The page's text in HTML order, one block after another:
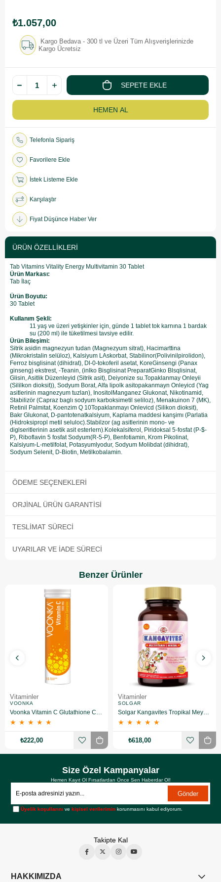
₺1.057,00
Kargo Bedava - 300 tl ve Üzeri Tüm Alışverişlerinizde
Kargo Ücretsiz
Telefonla Sipariş
Favorilere Ekle
İstek Listeme Ekle
Karşılaştır
Fiyat Düşünce Haber Ver
ÜRÜN ÖZELLIKLERI
Tab Vitamins Vitality Energy Multivitamin 30 Tablet
Ürün Markası:
Tab İlaç
Ürün Boyutu:
30 Tablet
Kullanım Şekli:
11 yaş ve üzeri yetişkinler için, günde 1 tablet tok karnına 1 bardak
su (200 ml) ile tüketilmesi tavsiye edilir.
Ürün Bileşimi:
Sitrik asidin magnezyun tudan (Magnezyum sitrat), Hacimarttina
(Mikrokristalin selüloz), Kalsiyum LAskorbat, Stabilinor(Polivinilpirolidon),
Ferroz bisglisinat (dihidrat), Dl-0-tokoferil asetat, KoreGinsengi (Panax
ginseng) ekstrest, -Teanin, (inlko Bisglisinat PreparatGinko Blsqlisinat,
Glisin, Asitlik Düzenleyid (Sitrik asit), Deiyonize su.Topaklanmay Onleyii
(Sililkon dioksit)), Sodyum Borat, Alfa lipolk asitopakanmayn Onleyicd (Yag
asitlerinin magnezyum tuzlan), InositolManganez Glukonat, Nikotinamid,
Stabilizör (Capraz baglı sodyum karboksimetil seliloz), Menakuinon 7 (MK),
Retinil Palmitat, Koenzim Q 10Topaklanmayı Onlevicd (Silikon dioksit),
Bakr Glukonat, D-pantotenatkalsiyum, Kaplama maddesi kanşimı (Parlatia
(Hidroksipropl metil seluloc).Stabilzor (ag asitlerinin mono- ve
diglseritlerinin asetik asit esterlern).Kolekalsiferol, Piridoksal 5-fosfat (P-$-
P), Riboflavin 5 fosfat Sodyum(R-5-P), Benfotiamin, Krom Pikolinat,
Kalsiyum-L-metilfolat, Potasyumlyodur, Sodyum Molibdat (dihidrat),
Sodyum Selenit, D-Biotin, Metilkobalamin.
ÖDEME SEÇENEKLERI
ORJINAL ÜRÜN GARANTISI
TESLIMAT SÜRECI
UYARILAR VE İADE SÜRECI
Benzer Ürünler
Vitaminler
VOONKA
Voonka Vitamin C Glutathione Complex Efervesan 15 Tablet
★ ★ ★ ★ ★
₺222,00
Vitaminler
SOLGAR
Solgar Kangavites Tropikal Meyve Aromalı 60 Tablet
★ ★ ★ ★ ★
₺618,00
Size Özel Kampanyalar
Hemen Kayıt Ol Fırsatlardan Önce Sen Haberdar Ol!
Gönder
Üyelik koşullarını vekişisel verilerimin korunmasını kabul ediyorum.
Takipte Kal
HAKKIMIZDA